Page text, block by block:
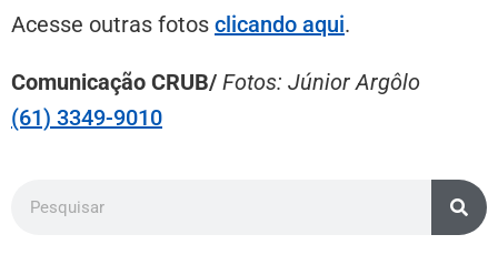
Acesse outras fotos clicando aqui.
Comunicação CRUB/ Fotos: Júnior Argôlo
(61) 3349-9010